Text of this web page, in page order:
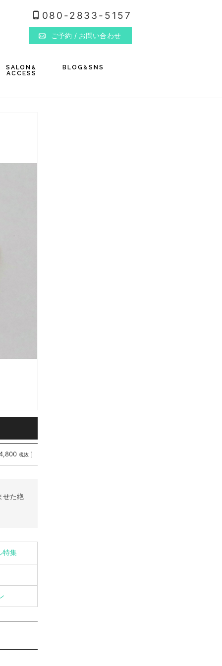
080-2833-5157
ご予約 / お問い合わせ
SALON &
ACCESS
BLOG & SNS
税抜 ]
せた絶
特集